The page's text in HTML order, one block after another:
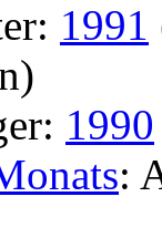
1991
1990
: